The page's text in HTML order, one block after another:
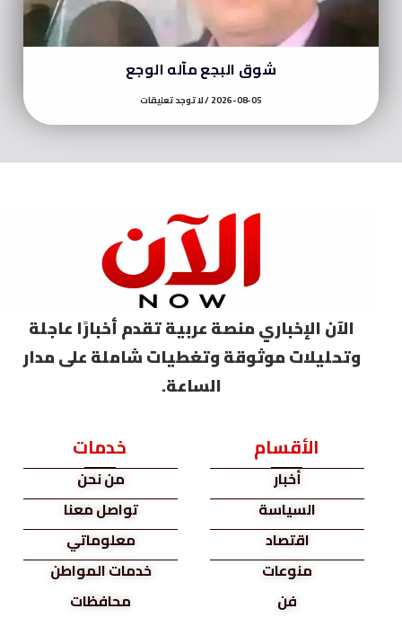
شوق البجع مآله الوجع
2026-08-05 لا توجد تعليقات
الآن الإخباري منصة عربية تقدم أخبارًا عاجلة
وتحليلات موثوقة وتغطيات شاملة على مدار
الساعة.
الأقسام
أخبار
السياسة
اقتصاد
منوعات
فن
خدمات
من نحن
تواصل معنا
معلوماتي
خدمات المواطن
محافظات